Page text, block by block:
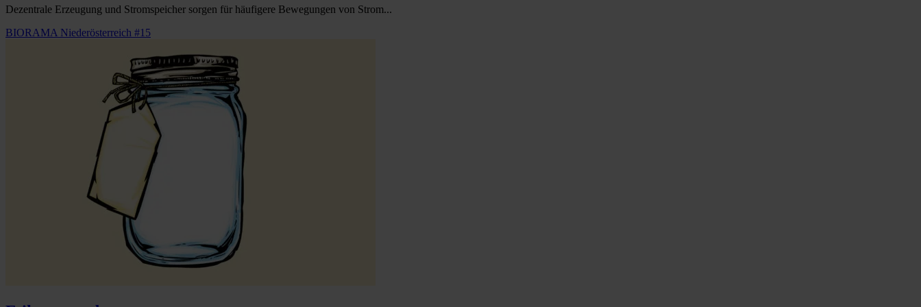
Dezentrale Erzeugung und Stromspeicher sorgen für häufigere Bewegungen von Strom...
BIORAMA Niederösterreich #15